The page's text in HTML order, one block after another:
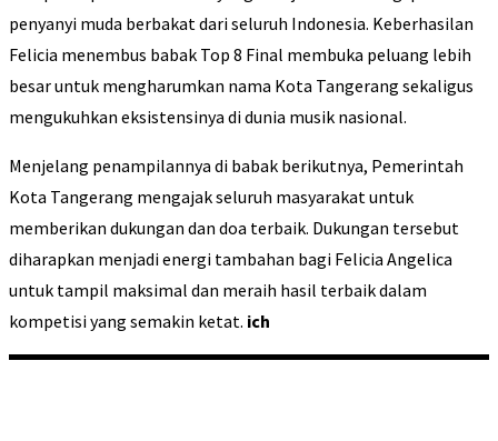
penyanyi muda berbakat dari seluruh Indonesia. Keberhasilan
Felicia menembus babak Top 8 Final membuka peluang lebih
besar untuk mengharumkan nama Kota Tangerang sekaligus
mengukuhkan eksistensinya di dunia musik nasional.
Menjelang penampilannya di babak berikutnya, Pemerintah
Kota Tangerang mengajak seluruh masyarakat untuk
memberikan dukungan dan doa terbaik. Dukungan tersebut
diharapkan menjadi energi tambahan bagi Felicia Angelica
untuk tampil maksimal dan meraih hasil terbaik dalam
kompetisi yang semakin ketat. ich